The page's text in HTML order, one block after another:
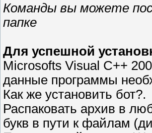
Команды вы можете
папке
Для успешной
Microsofts Visual C++
данные программы
Как же установить бот?.
Распаковать архив в
букв в пути к файлам